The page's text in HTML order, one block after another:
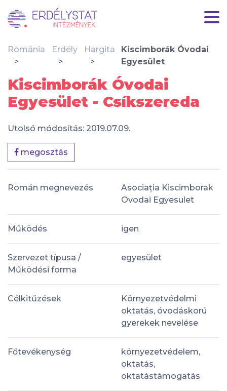
Románia Erdély Hargita
Kiscimborák Óvodai
Egyesület
Kiscimborák Óvodai
Egyesület - Csíkszereda
Utolsó módosítás: 2019.07.09.
megosztás
Román megnevezés
Asociația Kiscimborak
Ovodai Egyesulet
Működés igen
Szervezet típusa /
Működési forma
egyesület
Célkitűzések
Környezetvédelmi
oktatás, óvodáskorú
gyerekek nevelése
Főtevékenység
környezetvédelem,
oktatás,
oktatástámogatás